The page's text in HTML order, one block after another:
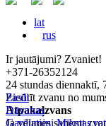
lat
rus
Ir jautājumi? Zvaniet!
+371-26352124
24 stundas diennaktī,
Pasūtīt zvanu no
Atpakaļzvans
Ja vēlaties saņemt
Ziedi
Dāvanas
Gardumiņi Mīkstas